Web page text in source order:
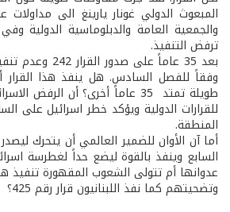
المبعوث الدولي غونار يارينغ الى
والجمعية العامة والدبلوماسية الدولية
ترفض التنفيذ.
بعد 35 عاماً على
وفقاً للفصل السادس. هل ينفذ هذا
طويلة تمتد 35 عاماً أخرى؟ أن
للقرارات الدولية ويؤكد خطر اسرائيل على
المنطقة.
أما آن الأوان للضمير العالمي أن يتحرك
السابع وينفذ بالقوة ليضع حداً لغطرسة
عدوانها أم تتولى الشعوب المقهورة تنفيذ
وتضحيتهم كما نفذ اللبنانيون قرار رقم 425؟